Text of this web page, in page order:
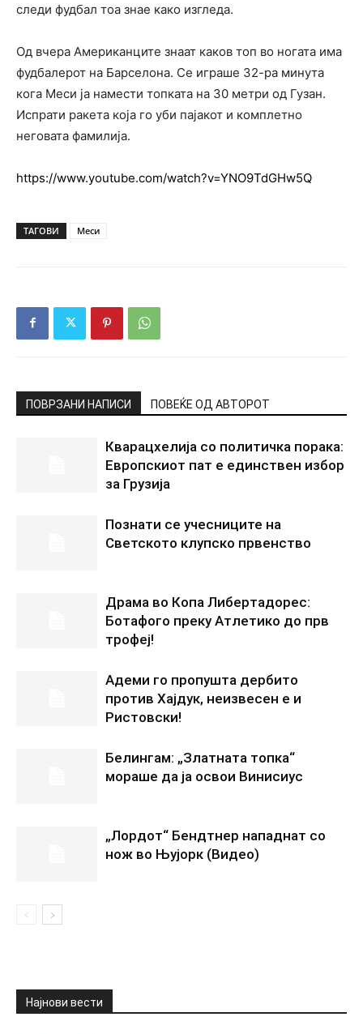
следи фудбал тоа знае како изгледа.
Од вчера Американците знаат каков топ во ногата има
фудбалерот на Барселона. Се играше 32-ра минута
кога Меси ја намести топката на 30 метри од Гузан.
Испрати ракета која го уби пајакот и комплетно
неговата фамилија.
https://www.youtube.com/watch?v=YNO9TdGHw5Q
ТАГОВИ Меси
ПОВРЗАНИ НАПИСИ ПОВЕЌЕ ОД АВТОРОТ
Кварацхелија со политичка порака:
Европскиот пат е единствен избор
за Грузија
Познати се учесниците на
Светското клупско првенство
Драма во Копа Либертадорес:
Ботафого преку Атлетико до прв
трофеј!
Адеми го пропушта дербито
против Хајдук, неизвесен е и
Ристовски!
Белингам: „Златната топка“
мораше да ја освои Винисиус
„Лордот“ Бендтнер нападнат со
нож во Њујорк (Видео)
Најнови вести